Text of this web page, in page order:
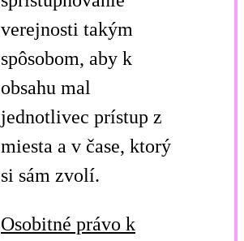
verejnosti takým
spôsobom, aby k
obsahu mal
jednotlivec prístup z
miesta a v čase, ktorý
si sám zvolí.
Osobitné právo k